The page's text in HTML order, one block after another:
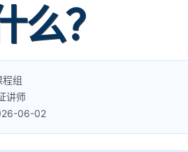
么？
程组
讲师
06-02